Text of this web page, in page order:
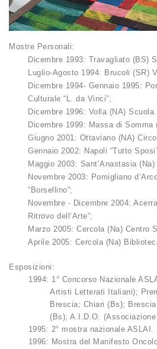
Mostre Personali:
Dicembre 1993: Travagliato (BS)
Luglio-Agosto 1994: Brucoli (SR)
Dicembre 1994- Gennaio 1995:
Culturale “L. da Vinci”;
Dicembre 1996: Volla (NA)
Dicembre 1999: Massa di Somma
Giugno 2001: Ottaviano (NA)
Gennaio 2002: Napoli “Tutto
Maggio 2003: Sant’Anastasia
Novembre 2003: Pomigliano
“Borsellino”;
Novembre - Dicembre 2004:
Ritrovo dell’Arte”;
Marzo 2005: Cercola (Na) Centro
Aprile 2005: Cercola (Na)
Esposizioni:
1994: 1° Concorso Nazionale
Artisti Letterati Italiani);
Brescia; Chiari (Bs);
(Bs); A.I.D.O.
1995: 2° mostra nazionale
1996: Mostra del Manifesto